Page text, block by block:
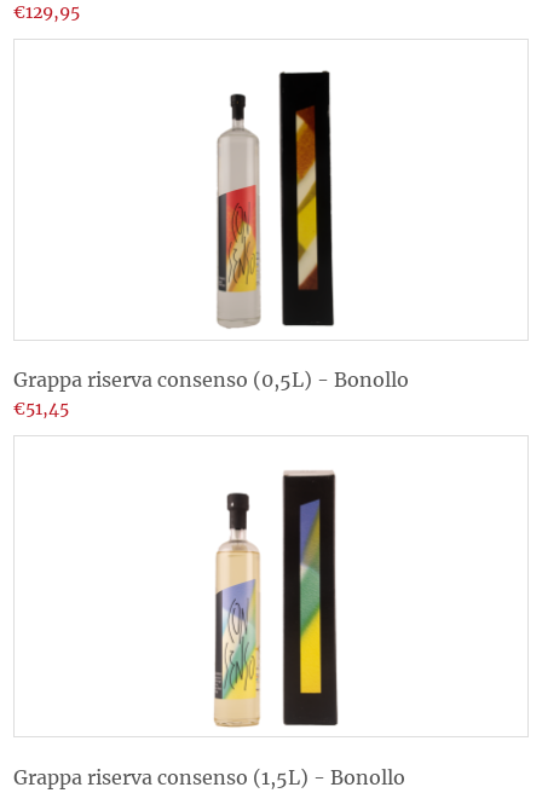
€129,95
Grappa riserva consenso (0,5L) - Bonollo
€51,45
Grappa riserva consenso (1,5L) - Bonollo